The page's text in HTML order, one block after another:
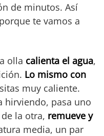
de minutos. Así
te vamos a
olla calienta el agua,
Lo mismo con
muy caliente.
hirviendo, pasa uno
la otra, remueve y
media, un par